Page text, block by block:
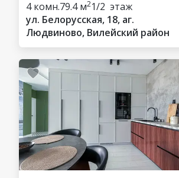
4 комн.79.4 м21/2 этаж
ул. Белорусская, 18, аг.
Людвиново, Вилейский район